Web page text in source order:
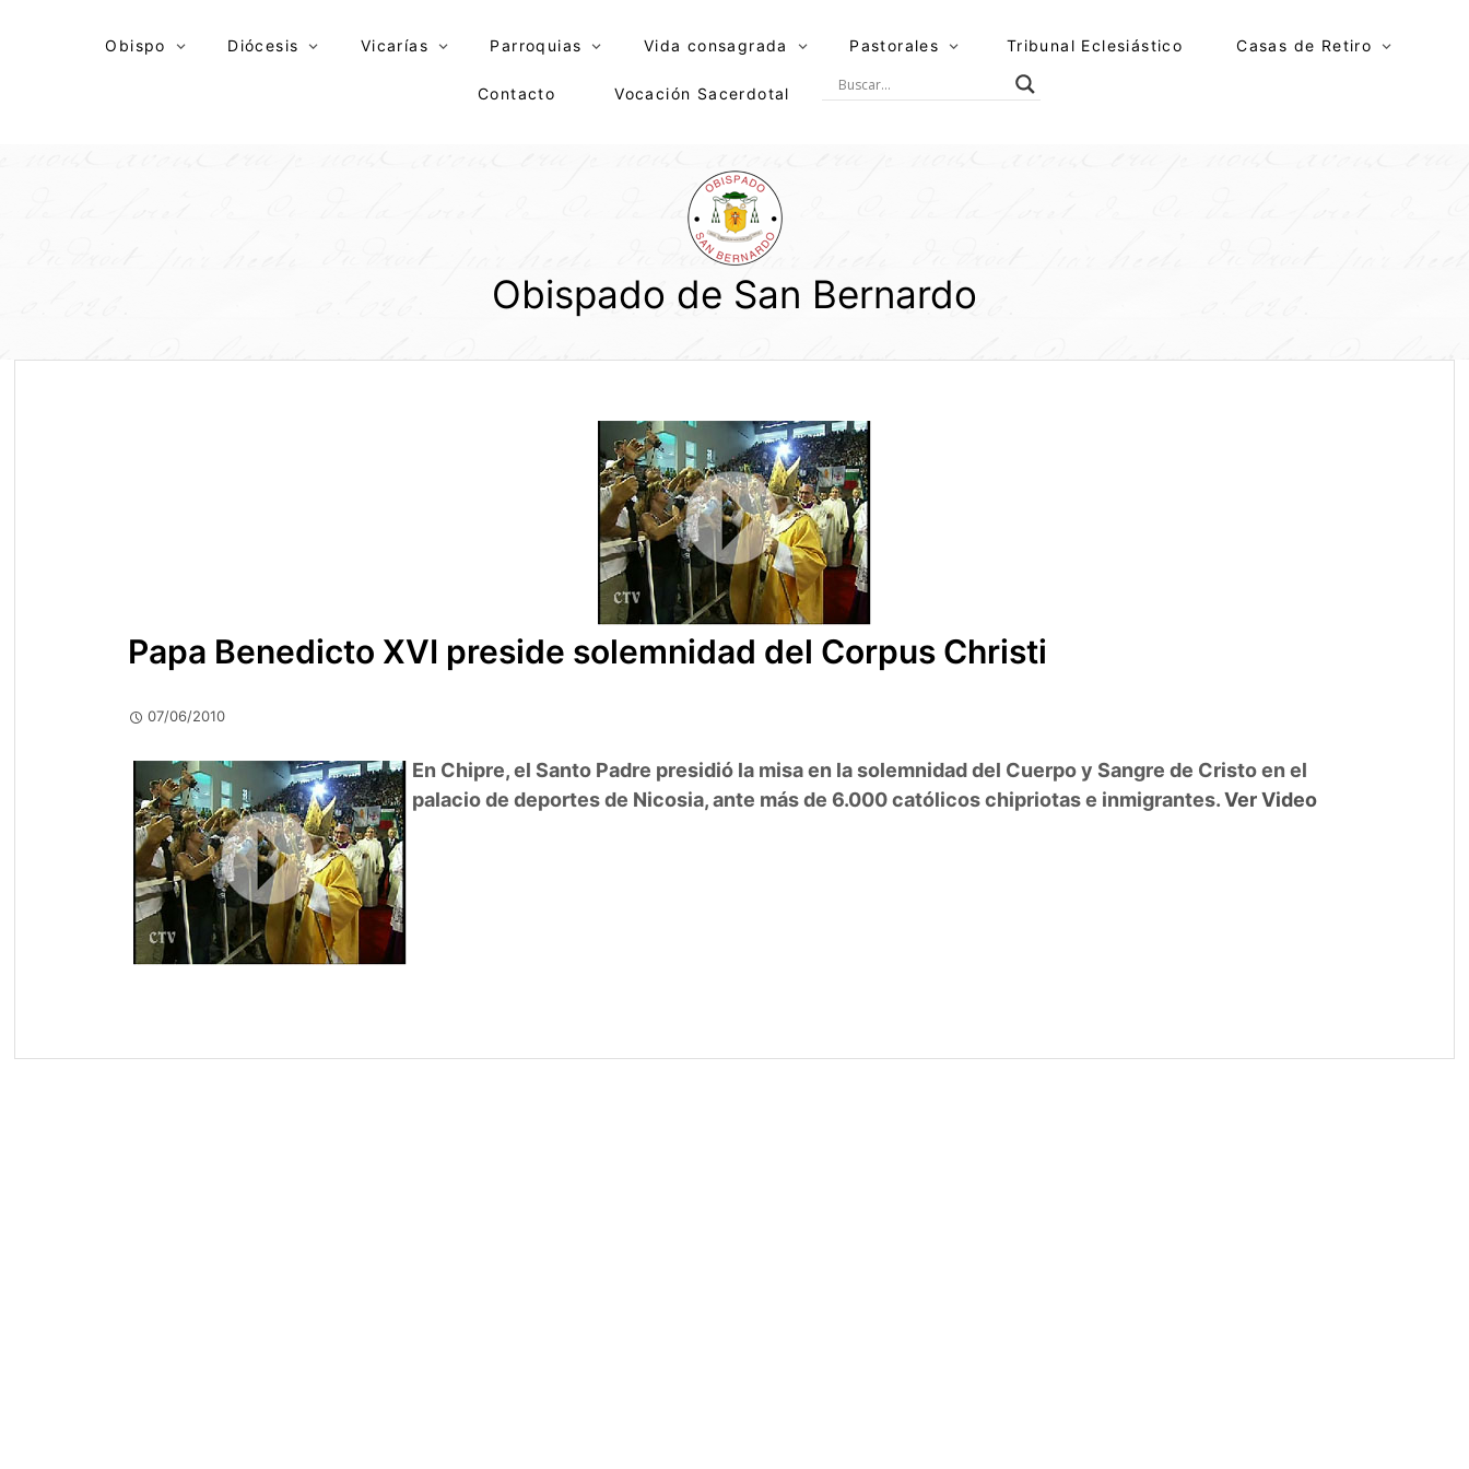
Obispo Diócesis Vicarías Parroquias Vida consagrada Pastorales Tribunal Eclesiástico Casas de Retiro
Contacto Vocación Sacerdotal
Obispado de San Bernardo
Papa Benedicto XVI preside solemnidad del Corpus Christi
07/06/2010
En Chipre, el Santo Padre presidió la misa en la solemnidad del Cuerpo y Sangre de Cristo en el
palacio de deportes de Nicosia, ante más de 6.000 católicos chipriotas e inmigrantes.Ver Video